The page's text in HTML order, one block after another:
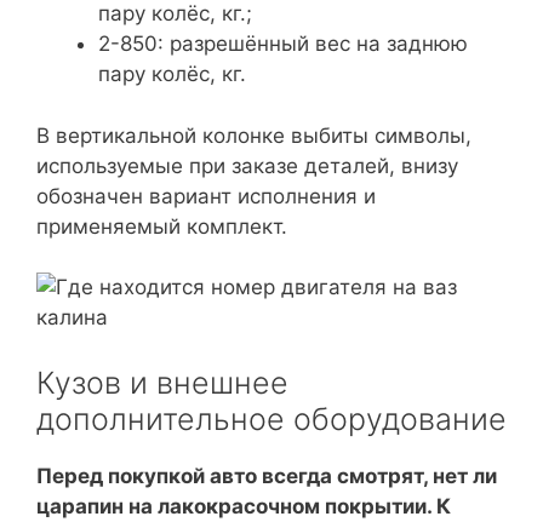
пару колёс, кг.;
2-850: разрешённый вес на заднюю
пару колёс, кг.
В вертикальной колонке выбиты символы,
используемые при заказе деталей, внизу
обозначен вариант исполнения и
применяемый комплект.
Кузов и внешнее
дополнительное оборудование
Перед покупкой авто всегда смотрят, нет ли
царапин на лакокрасочном покрытии. К